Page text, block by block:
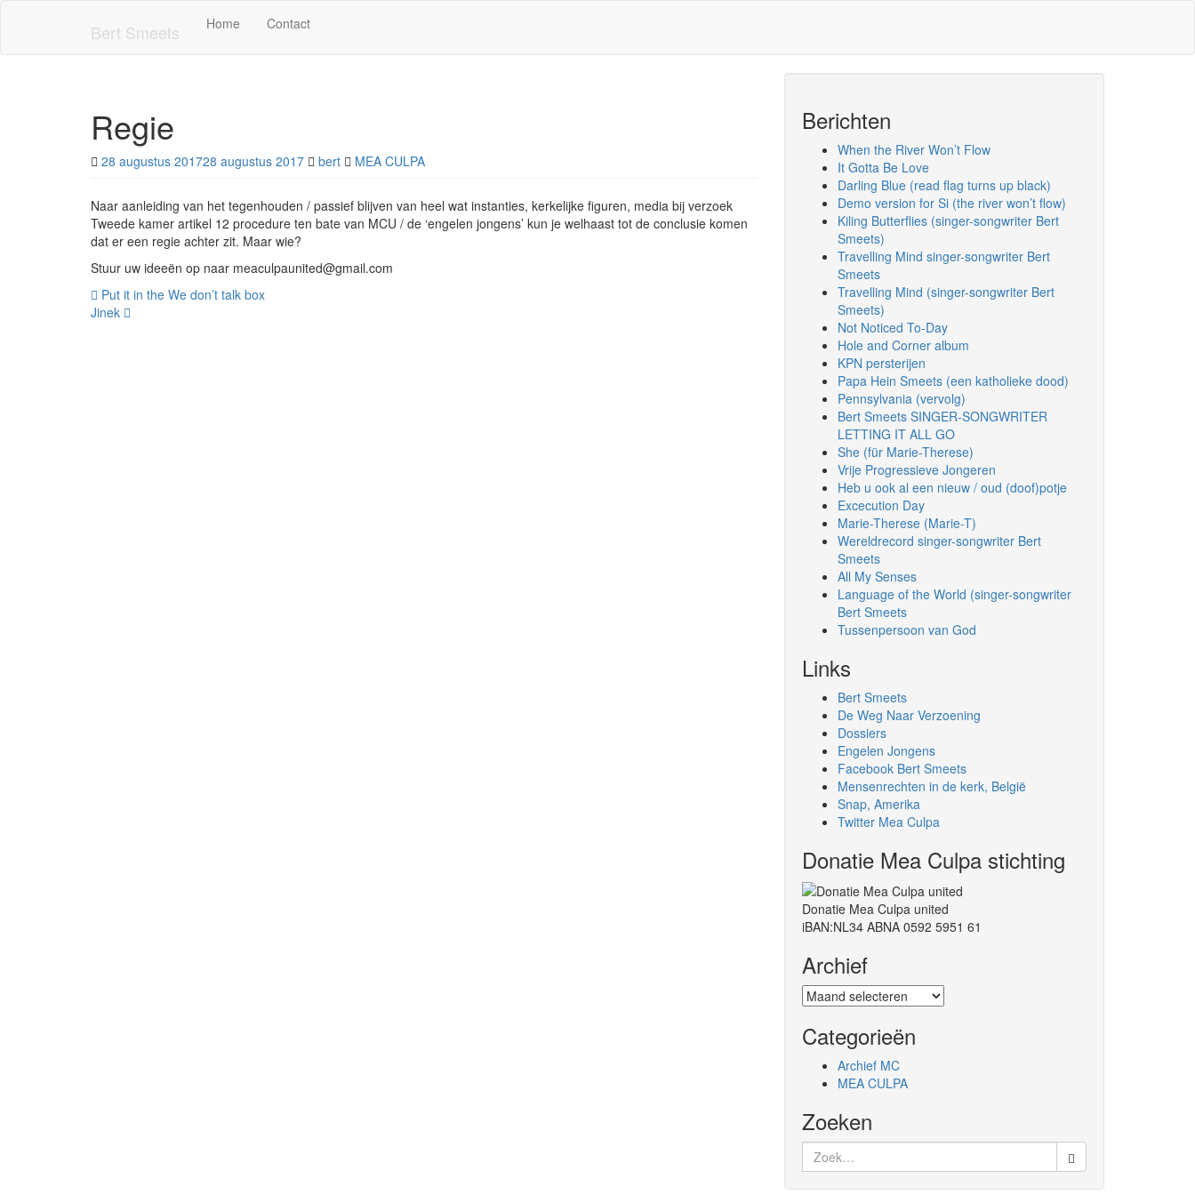
Bert Smeets Home Contact
Regie
28 augustus 201728 augustus 2017 bert MEA CULPA
Naar aanleiding van het tegenhouden / passief blijven van heel wat instanties, kerkelijke figuren, media bij verzoek
Tweede kamer artikel 12 procedure ten bate van MCU / de ‘engelen jongens’ kun je welhaast tot de conclusie komen
dat er een regie achter zit. Maar wie?
Stuur uw ideeën op naar meaculpaunited@gmail.com
Bericht
navigatie
Put it in the We don’t talk box
Jinek
Berichten
When the River Won’t Flow
It Gotta Be Love
Darling Blue (read flag turns up black)
Demo version for Si (the river won’t flow)
Kiling Butterflies (singer-songwriter Bert
Smeets)
Travelling Mind singer-songwriter Bert
Smeets
Travelling Mind (singer-songwriter Bert
Smeets)
Not Noticed To-Day
Hole and Corner album
KPN persterijen
Papa Hein Smeets (een katholieke dood)
Pennsylvania (vervolg)
Bert Smeets SINGER-SONGWRITER
LETTING IT ALL GO
She (für Marie-Therese)
Vrije Progressieve Jongeren
Heb u ook al een nieuw / oud (doof)potje
Excecution Day
Marie-Therese (Marie-T)
Wereldrecord singer-songwriter Bert
Smeets
All My Senses
Language of the World (singer-songwriter
Bert Smeets
Tussenpersoon van God
Links
Bert Smeets
De Weg Naar Verzoening
Dossiers
Engelen Jongens
Facebook Bert Smeets
Mensenrechten in de kerk, België
Snap, Amerika
Twitter Mea Culpa
Donatie Mea Culpa stichting
Donatie Mea Culpa united
iBAN:NL34 ABNA 0592 5951 61
Archief
Archief
Categorieën
Archief MC
MEA CULPA
Zoeken
Zoek
naar: